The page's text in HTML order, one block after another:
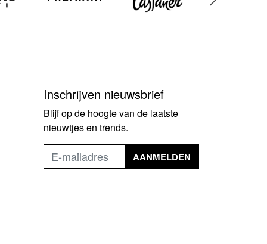
Inschrijven nieuwsbrief
Blijf op de hoogte van de laatste
nieuwtjes en trends.
AANMELDEN